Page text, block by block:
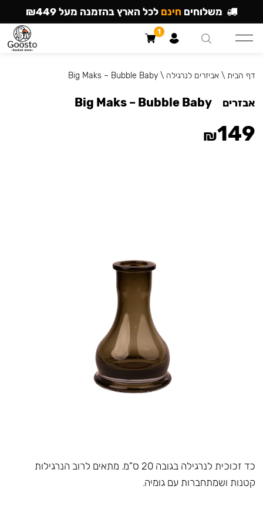
כד זכוכית לנרגילה בגובה 20 ס”מ. מתאים לרוב הנרגילות
קטנות ושמתחברות עם גומיה.
דף הבית \אביזרים לנרגילה \
Big Maks – Bubble Baby
אבזרים Big Maks – Bubble Baby
₪149
משלוחים חינם לכל הארץ בהזמנה מעל ₪449
1